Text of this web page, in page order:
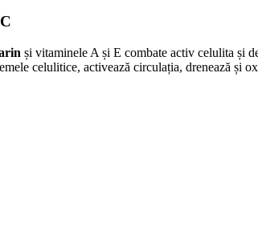
și vitaminele A și E combate activ celulita și
celulitice, activează circulația, drenează și